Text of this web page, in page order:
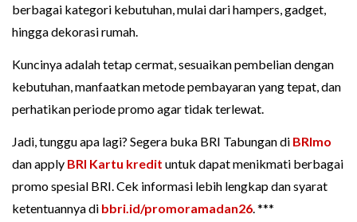
berbagai kategori kebutuhan, mulai dari hampers, gadget,
hingga dekorasi rumah.
Kuncinya adalah tetap cermat, sesuaikan pembelian dengan
kebutuhan, manfaatkan metode pembayaran yang tepat, dan
perhatikan periode promo agar tidak terlewat.
Jadi, tunggu apa lagi? Segera buka BRI Tabungan di BRImo
dan apply BRI Kartu kredit untuk dapat menikmati berbagai
promo spesial BRI. Cek informasi lebih lengkap dan syarat
ketentuannya di bbri.id/promoramadan26. ***